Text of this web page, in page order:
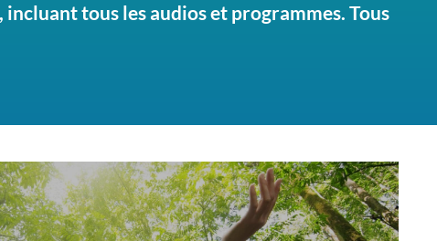
tous les audios et programmes. Tous